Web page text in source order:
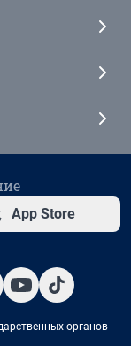
App Store
органов